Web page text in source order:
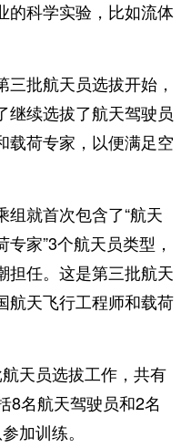
的科学实验，比如流体
批航天员选拔开始，
继续选拔了航天驾驶员
载荷专家，以便满足空
就首次包含了“航天
家”3个航天员类型，
担任。这是第三批航天
航天飞行工程师和载荷
天员选拔工作，共有
8名航天驾驶员和2名
加训练。